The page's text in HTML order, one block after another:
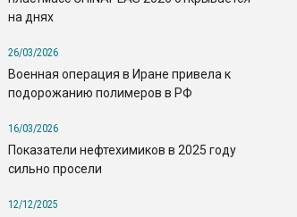
на днях
26/03/2026
Военная операция в Иране привела к
подорожанию полимеров в РФ
16/03/2026
Показатели нефтехимиков в 2025 году
сильно просели
12/12/2025